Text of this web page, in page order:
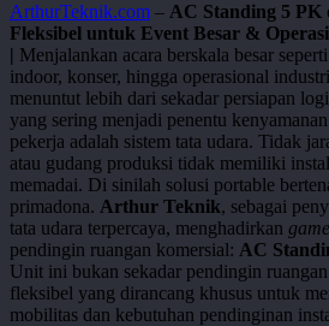
ArthurTeknik.com – AC Standing 5 PK
Fleksibel untuk Event Besar &
| Menjalankan acara berskala besar
indoor, konser, hingga operasional
menuntut lebih dari sekadar persiapan
yang sering menjadi penentu
pekerja adalah sistem tata udara. Tidak
atau gudang produksi tidak memiliki
memadai. Di sinilah solusi portable
primadona. Arthur Teknik, sebagai
tata udara terpercaya, menghadirkan
pendingin ruangan komersial: AC
Unit ini bukan sekadar pendingin
fleksibel yang dirancang khusus untuk
mobilitas dan kebutuhan pendinginan